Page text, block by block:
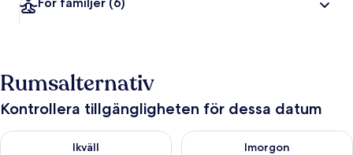
Rumsalternativ
Kontrollera tillgängligheten för dessa datum
Ikväll
Kontrollera tillgängligheten för ikväll aug. 7 - aug. 8
Imorgon
Kontrollera tillgängligheten